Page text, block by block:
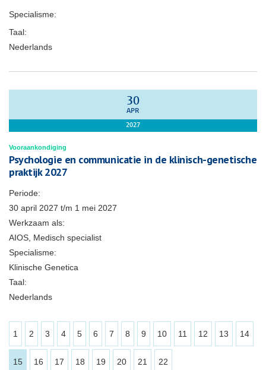
Specialisme:
Taal:
Nederlands
30
APR
2027
Vooraankondiging
Psychologie en communicatie in de klinisch-genetische
praktijk 2027
Periode:
30 april 2027 t/m 1 mei 2027
Werkzaam als:
AIOS, Medisch specialist
Specialisme:
Klinische Genetica
Taal:
Nederlands
1 2 3 4 5 6 7 8 9 10 11 12 13 14
15 16 17 18 19 20 21 22